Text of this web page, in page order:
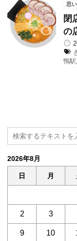
思
閉
の
鴨駅
2026年8月
日 月
2 3
9 10